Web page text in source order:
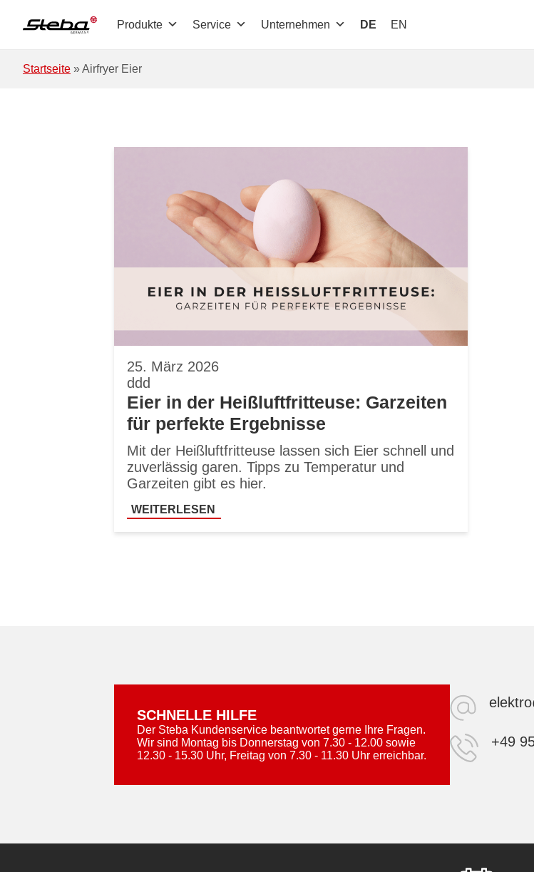
Produkte Service Unternehmen DE EN
Startseite »Airfryer Eier
25. März 2026
ddd
Eier in der Heißluftfritteuse: Garzeiten
für perfekte Ergebnisse
Mit der Heißluftfritteuse lassen sich Eier schnell und
zuverlässig garen. Tipps zu Temperatur und
Garzeiten gibt es hier.
WEITERLESEN
SCHNELLE HILFE
Der Steba Kundenservice beantwortet gerne Ihre Fragen.
Wir sind Montag bis Donnerstag von 7.30 - 12.00 sowie
12.30 - 15.30 Uhr, Freitag von 7.30 - 11.30 Uhr erreichbar.
+49